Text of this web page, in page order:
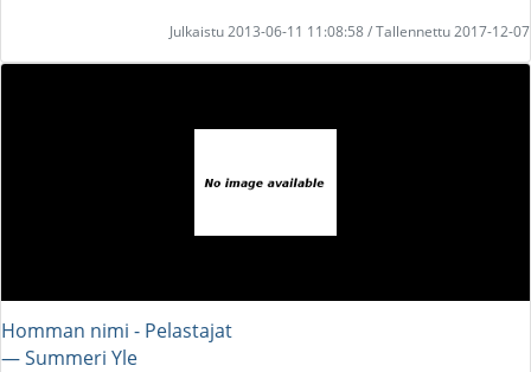
Julkaistu 2013-06-11 11:08:58 / Tallennettu 2017-12-07
Homman nimi - Pelastajat
― Summeri Yle